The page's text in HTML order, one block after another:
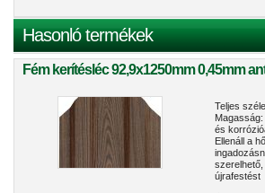
Hasonló termékek
Fém kerítésléc 92,9x1250mm 0,45mm
Teljes
és
Ellenáll a
szerelhető,
újrafestést